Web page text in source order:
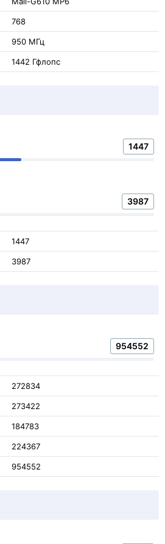
768
950 МГц
1442 Гфлопс
1447
3987
1447
3987
954552
272834
273422
184783
224367
954552